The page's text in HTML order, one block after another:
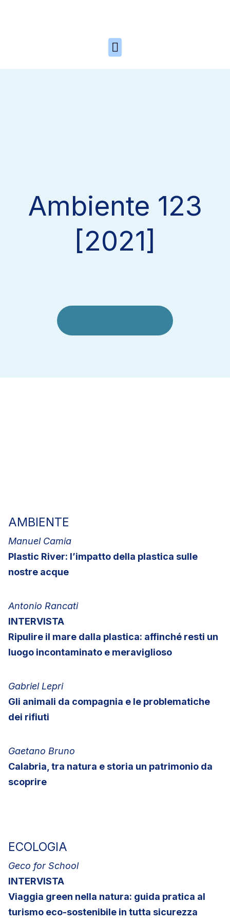
Ambiente 123
[2021]
AMBIENTE
Manuel Camia
Plastic River: l’impatto della plastica sulle
nostre acque
Antonio Rancati
INTERVISTA
Ripulire il mare dalla plastica: affinché resti un
luogo incontaminato e meraviglioso
Gabriel Lepri
Gli animali da compagnia e le problematiche
dei rifiuti
Gaetano Bruno
Calabria, tra natura e storia un patrimonio da
scoprire
ECOLOGIA
Geco for School
INTERVISTA
Viaggia green nella natura: guida pratica al
turismo eco-sostenibile in tutta sicurezza